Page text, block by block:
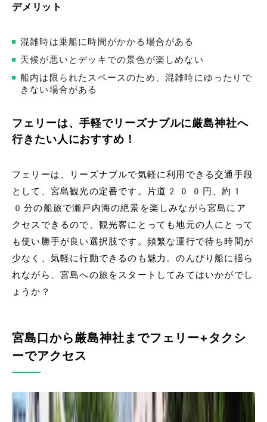
デメリット
混雑時は乗船に時間がかかる場合がある
天候が悪いとデッキでの景色が楽しめない
船内は限られたスペースのため、混雑時にゆったりで
きない場合がある
フェリーは、手軽でリーズナブルに厳島神社へ
行きたい人におすすめ！
フェリーは、リーズナブルで気軽に利用できる交通手段
として、宮島観光の定番です。片道200円、約1
0分の船旅で瀬戸内海の絶景を楽しみながら宮島にア
クセスできるので、観光客にとっても地元の人にとって
も使い勝手が良い選択肢です。頻繁な運行で待ち時間が
少なく、気軽に行動できるのも魅力。のんびり船に揺ら
れながら、宮島への旅をスタートしてみてはいかがでし
ょうか？
宮島口から厳島神社までフェリー+タクシ
ーでアクセス